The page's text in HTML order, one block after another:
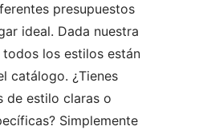
presupuestos
ideal. Dada nuestra
los estilos están
catálogo. ¿Tienes
de estilo claras o
Simplemente